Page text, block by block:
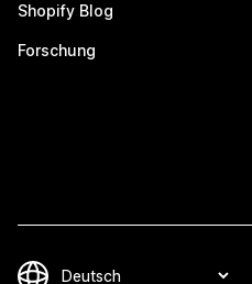
Shopify Blog
Forschung